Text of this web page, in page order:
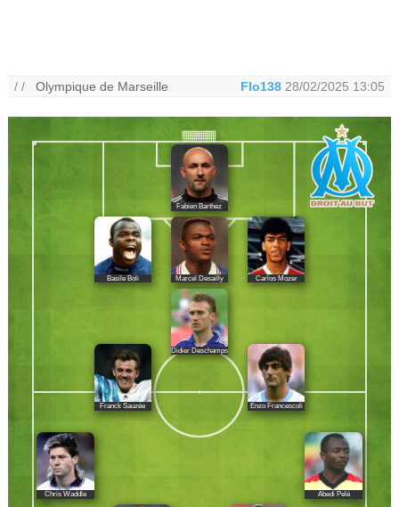
/ /Olympique de Marseille Flo138 28/02/2025 13:05
Fabien Barthez
Basile Boli Marcel Desailly Carlos Mozer
Didier Deschamps
Franck Sauzée Enzo Francescoli
Chris Waddle Abedi Pelé